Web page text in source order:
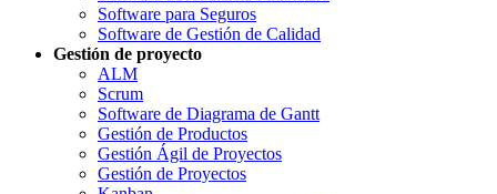
Software para Seguros
Software de Gestión de Calidad
Gestión de proyecto
ALM
Scrum
Software de Diagrama de Gantt
Gestión de Productos
Gestión Ágil de Proyectos
Gestión de Proyectos